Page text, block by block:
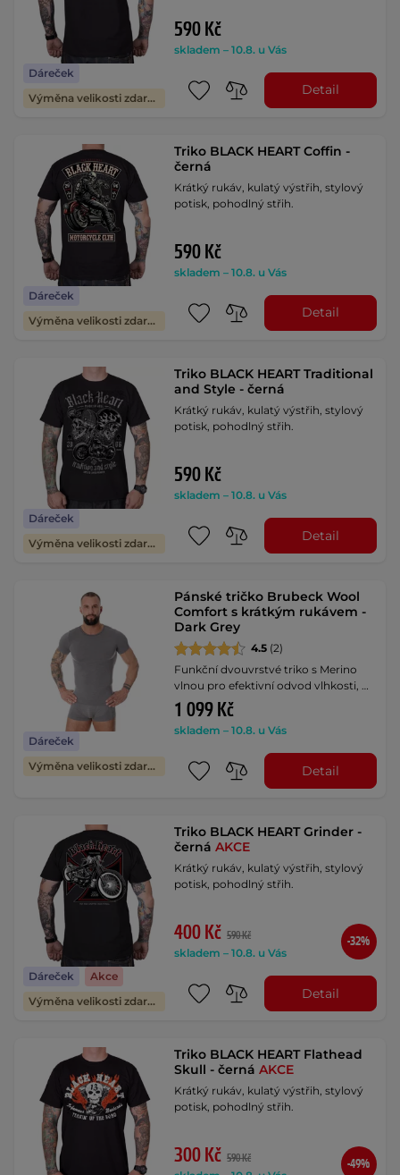
Dáreček
Výměna velikosti zdarma
590 Kč
skladem – 10.8. u Vás
Detail
Dáreček
Výměna velikosti zdarma
Triko BLACK HEART Coffin -
černá
Krátký rukáv, kulatý výstřih, stylový
potisk, pohodlný střih.
590 Kč
skladem – 10.8. u Vás
Detail
Dáreček
Výměna velikosti zdarma
Triko BLACK HEART Traditional
and Style - černá
Krátký rukáv, kulatý výstřih, stylový
potisk, pohodlný střih.
590 Kč
skladem – 10.8. u Vás
Detail
Dáreček
Výměna velikosti zdarma
Pánské tričko Brubeck Wool
Comfort s krátkým rukávem -
Dark Grey
4.5 (2)
Funkční dvouvrstvé triko s Merino
vlnou pro efektivní odvod vlhkosti, …
1 099 Kč
skladem – 10.8. u Vás
Detail
Dáreček
Akce
Výměna velikosti zdarma
Triko BLACK HEART Grinder -
černáAKCE
Krátký rukáv, kulatý výstřih, stylový
potisk, pohodlný střih.
400 Kč 590 Kč
skladem – 10.8. u Vás
-32%
Detail
Triko BLACK HEART Flathead
Skull - černáAKCE
Krátký rukáv, kulatý výstřih, stylový
potisk, pohodlný střih.
300 Kč 590 Kč
-49%